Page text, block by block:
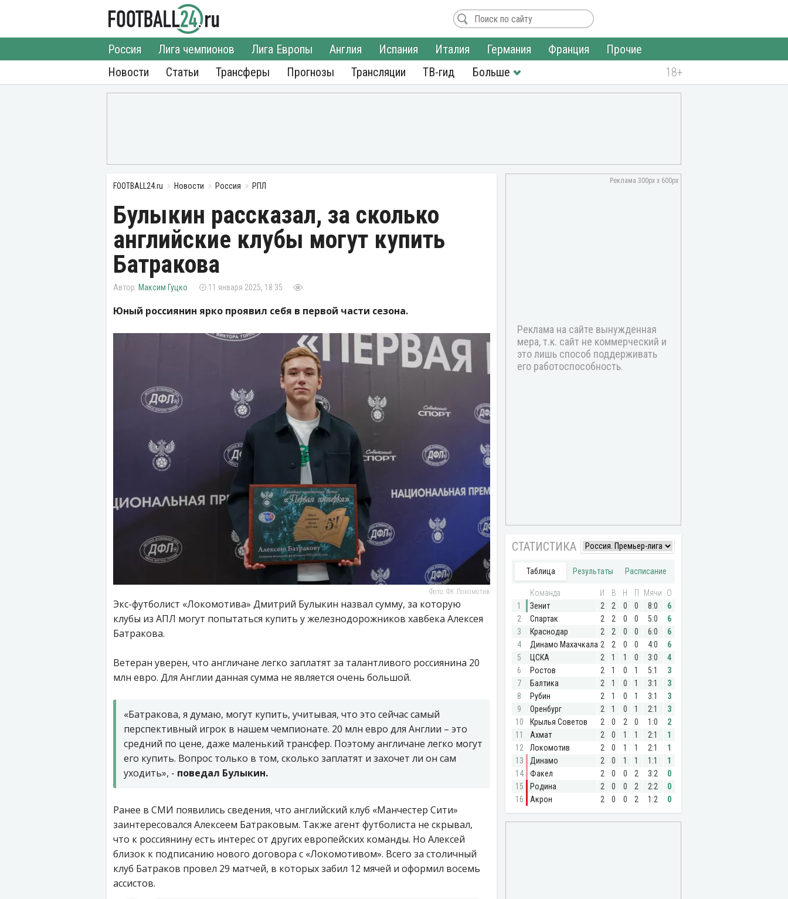
Новости
Россия Лига чемпионов Лига Европы Англия Испания Италия Германия Франция
Прочие
Статьи
Трансферы Прогнозы Трансляции ТВ-гид
FOOTBALL24.ru Новости Россия РПЛ
Булыкин рассказал, за сколько
английские клубы могут купить
Батракова
Максим Гуцко 11 января 2025, 18:35
Юный россиянин ярко проявил себя в первой части сезона.
Фото: ФК Локомотив
Экс-футболист «Локомотива» Дмитрий Булыкин назвал сумму, за которую
клубы из АПЛ могут попытаться купить у железнодорожников хавбека Алексея
Батракова.
Ветеран уверен, что англичане легко заплатят за талантливого россиянина 20
млн евро. Для Англии данная сумма не является очень большой.
«Батракова, я думаю, могут купить, учитывая, что это сейчас самый
перспективный игрок в нашем чемпионате. 20 млн евро для Англии – это
средний по цене, даже маленький трансфер. Поэтому англичане легко могут
его купить. Вопрос только в том, сколько заплатят и захочет ли он сам
уходить», - поведал Булыкин.
Ранее в СМИ появились сведения, что английский клуб «Манчестер Сити»
заинтересовался Алексеем Батраковым. Также агент футболиста не скрывал,
что к россиянину есть интерес от других европейских команды. Но Алексей
близок к подписанию нового договора с «Локомотивом». Всего за столичный
клуб Батраков провел 29 матчей, в которых забил 12 мячей и оформил восемь
ассистов.